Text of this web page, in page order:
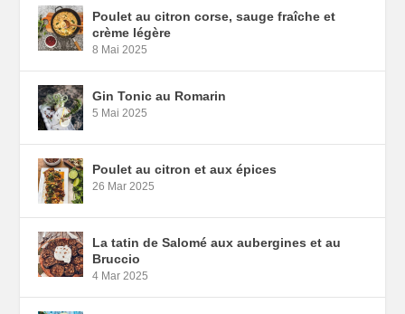
Poulet au citron corse, sauge fraîche et
crème légère
8 Mai 2025
Gin Tonic au Romarin
5 Mai 2025
Poulet au citron et aux épices
26 Mar 2025
La tatin de Salomé aux aubergines et au
Bruccio
4 Mar 2025